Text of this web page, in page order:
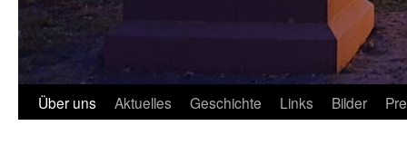
Über uns Aktuelles Geschichte Links Bilder